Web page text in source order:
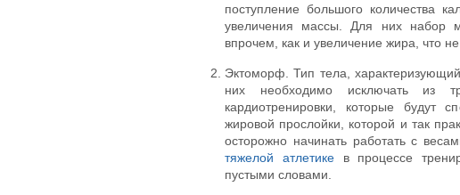
поступление большого количества
увеличения массы. Для них набор
впрочем, как и увеличение жира, что
Эктоморф. Тип тела,
них необходимо исключать из
кардиотренировки, которые будут
жировой прослойки, которой и так
осторожно начинать работать с
тяжелой атлетикев процессе
пустыми словами.